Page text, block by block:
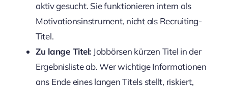
aktiv gesucht. Sie funktionieren intern als
Motivationsinstrument, nicht als Recruiting-
Titel.
Zu lange Titel: Jobbörsen kürzen Titel in der
Ergebnisliste ab. Wer wichtige Informationen
ans Ende eines langen Titels stellt, riskiert,